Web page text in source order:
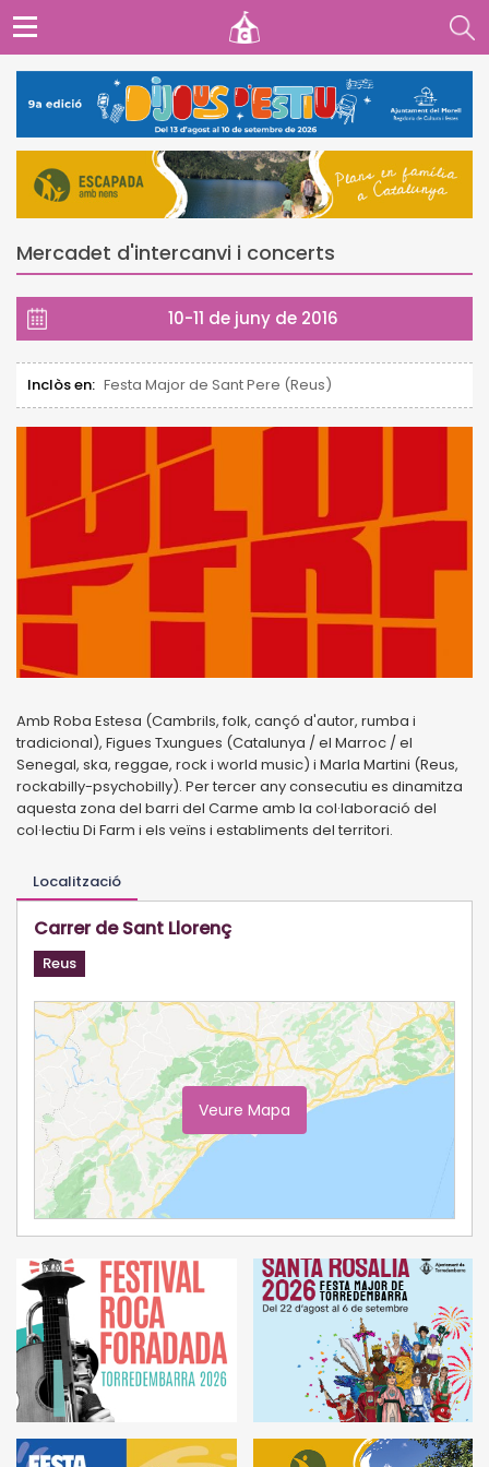
Mercadet d'intercanvi i concerts
10-11 de juny de 2016
Inclòs en: Festa Major de Sant Pere (Reus)
Amb Roba Estesa (Cambrils, folk, cançó d'autor, rumba i
tradicional), Figues Txungues (Catalunya / el Marroc / el
Senegal, ska, reggae, rock i world music) i Marla Martini (Reus,
rockabilly-psychobilly). Per tercer any consecutiu es dinamitza
aquesta zona del barri del Carme amb la col·laboració del
col·lectiu Di Farm i els veïns i establiments del territori.
Localització
Carrer de Sant Llorenç
Reus
Veure Mapa